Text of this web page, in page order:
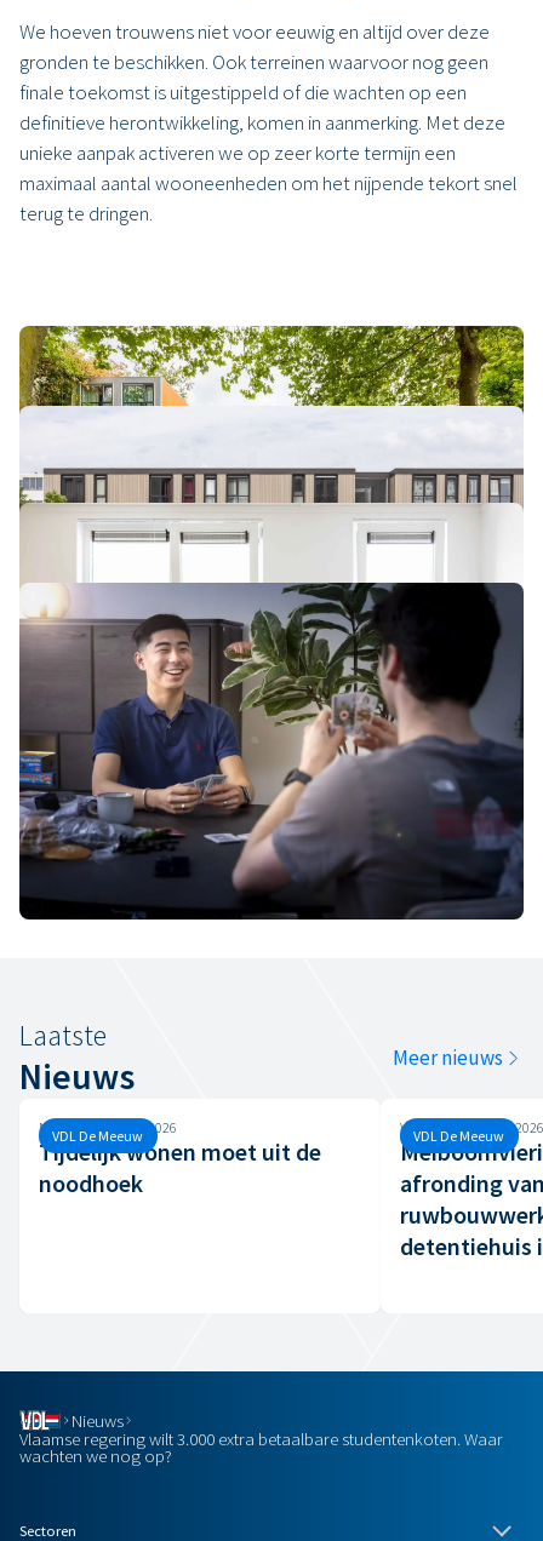
We hoeven trouwens niet voor eeuwig en altijd over deze
gronden te beschikken. Ook terreinen waarvoor nog geen
finale toekomst is uitgestippeld of die wachten op een
definitieve herontwikkeling, komen in aanmerking. Met deze
unieke aanpak activeren we op zeer korte termijn een
maximaal aantal wooneenheden om het nijpende tekort snel
terug te dringen.
Terug naar overzicht
Laatste
Nieuws Meer nieuws
VDL De Meeuw
Maandag, 29 juni, 2026
Tijdelijk wonen moet uit de
noodhoek
VDL De Meeuw
Woensdag, 29 april, 2026
afronding
detentiehuis
Nieuws
Vlaamse regering wilt 3.000 extra betaalbare studentenkoten. Waar
wachten we nog op?
Sectoren